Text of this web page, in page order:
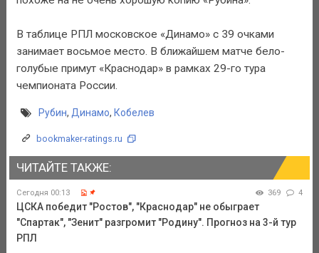
В таблице РПЛ московское «Динамо» с 39 очками
занимает восьмое место. В ближайшем матче бело-
голубые примут «Краснодар» в рамках 29-го тура
чемпионата России.
Рубин, Динамо, Кобелев
bookmaker-ratings.ru
ЧИТАЙТЕ ТАКЖЕ:
Сегодня 00:13 369 4
ЦСКА победит "Ростов", "Краснодар" не обыграет
"Спартак", "Зенит" разгромит "Родину". Прогноз на 3-й тур
РПЛ